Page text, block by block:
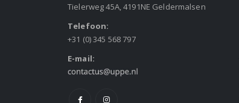
Tielerweg 45A, 4191NE Geldermalsen
Telefoon:
+31 (0) 345 568 797
E-mail: